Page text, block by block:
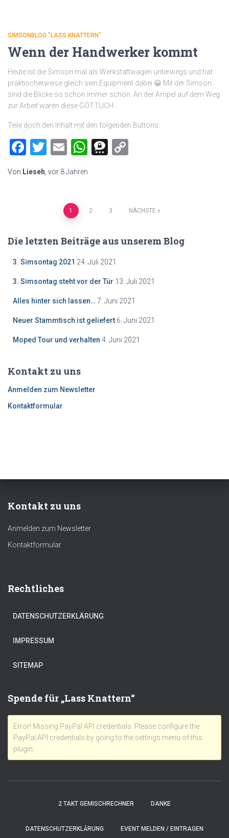
SIMSONBLOG "LASS KNATTERN"
Wenn der Handwerker kommt
Heute ist die Simson mal als Werkstattwagen unterwegs und hat
praktischerweise gleich sein Equipment dabei 😀 Mit der Simson
sind die Blicke so schon immer schön. An der Ampel auf dem Weg
zur Arbeit waren diese GÖTTLICH…
Teile doch den Inhalt mit den folgenden Buttons:
Facebook
Twitter
EmailWhatsApp
Threema
Von Lieseh , vor 8 Jahren
Beitragsnavigation
1 2 3 NÄCHSTE
Die letzten Beiträge aus unserem Blog
3. Simsontag 2021 24. Juli 2021
3. Simsontag steht vor der Tür 13. Juli 2021
Alles hinter sich lassen… 7. Juni 2021
Neuer Stammtisch ist geliefert 6. Juni 2021
Moped Tour und verhalten 4. Juni 2021
Kontakt zu uns
Anmelden zum Newsletter
Kontaktformular
Kontakt zu uns
Anmelden zum Newsletter
Kontaktformular
Rechtliches
DATENSCHUTZERKLÄRUNG
IMPRESSUM
SITEMAP
Spende für „Lass Knattern“
Error! Missing PayPal API credentials. Please configure the
PayPal API credentials by going to the settings menu of this
plugin.
2 TAKT GEMISCHRECHNER DANKE
DATENSCHUTZERKLÄRUNG EVENT MELDEN / EINTRAGEN